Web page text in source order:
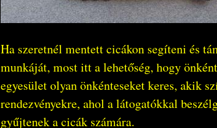
Ha szeretnél mentett cicákon segíteni és
munkáját, most itt a lehetőség, hogy
egyesület olyan önkénteseket keres, akik
rendezvényekre, ahol a látogatókkal
gyűjtenek a cicák számára.